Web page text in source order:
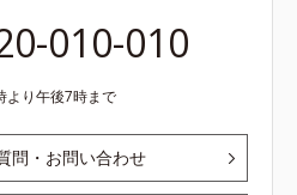
010-010
より午後7時まで
問・お問い合わせ